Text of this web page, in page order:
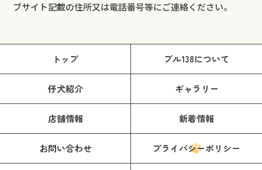
ブサイト記載の住所又は電話番号等にご連絡ください。
トップ ブル138について
仔犬紹介 ギャラリー
店舗情報 新着情報
お問い合わせ プライバシーポリシー